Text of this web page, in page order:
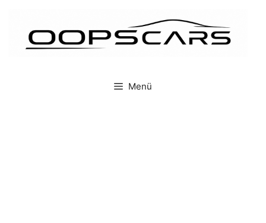
Menü